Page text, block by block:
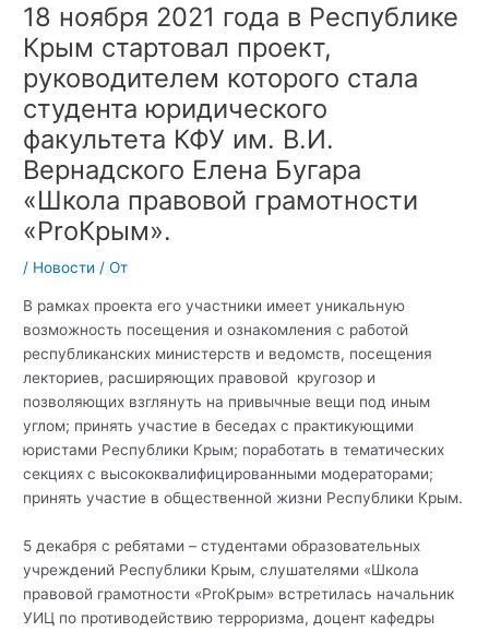
18 ноября 2021 года в Республике
Крым стартовал проект,
руководителем которого стала
студента юридического
факультета КФУ им. В.И.
Вернадского Елена Бугара
«Школа правовой грамотности
«ProКрым».
/ Новости / От
В рамках проекта его участники имеет уникальную
возможность посещения и ознакомления с работой
республиканских министерств и ведомств, посещения
лекториев, расширяющих правовой кругозор и
позволяющих взглянуть на привычные вещи под иным
углом; принять участие в беседах с практикующими
юристами Республики Крым; поработать в тематических
секциях с высококвалифицированными модераторами;
принять участие в общественной жизни Республики Крым.
5 декабря с ребятами – студентами образовательных
учреждений Республики Крым, слушателями «Школа
правовой грамотности «ProКрым» встретилась начальник
УИЦ по противодействию терроризма, доцент кафедры